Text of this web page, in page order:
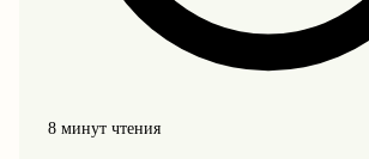
8 минут чтения